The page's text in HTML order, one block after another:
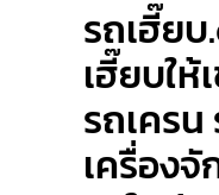
รถเฮี๊ย
เฮี๊ยบใ
รถเคร
เครื่อง